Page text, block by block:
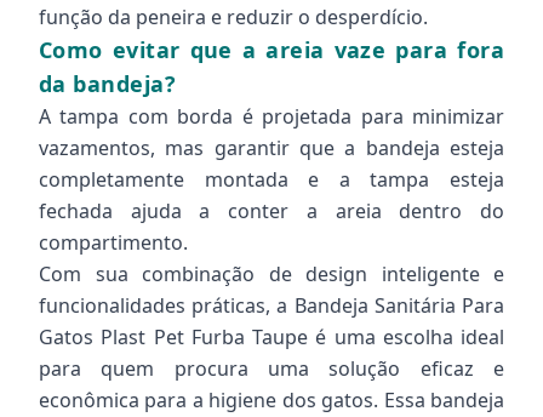
função da peneira e reduzir o desperdício.
Como evitar que a areia vaze para fora
da bandeja?
A tampa com borda é projetada para minimizar
vazamentos, mas garantir que a bandeja esteja
completamente montada e a tampa esteja
fechada ajuda a conter a areia dentro do
compartimento.
Com sua combinação de design inteligente e
funcionalidades práticas, a Bandeja Sanitária Para
Gatos Plast Pet Furba Taupe é uma escolha ideal
para quem procura uma solução eficaz e
econômica para a higiene dos gatos. Essa bandeja